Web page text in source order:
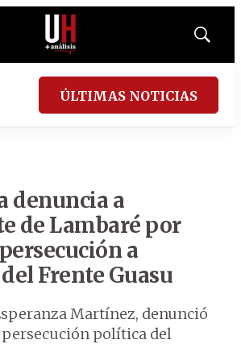
Mostrar
ÚLTIMAS NOTICIAS
denuncia a
de Lambaré por
a
Frente Guasu
Martínez, denunció
política del